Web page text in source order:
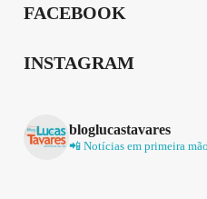
FACEBOOK
INSTAGRAM
bloglucastavares
📲 Notícias em primeira